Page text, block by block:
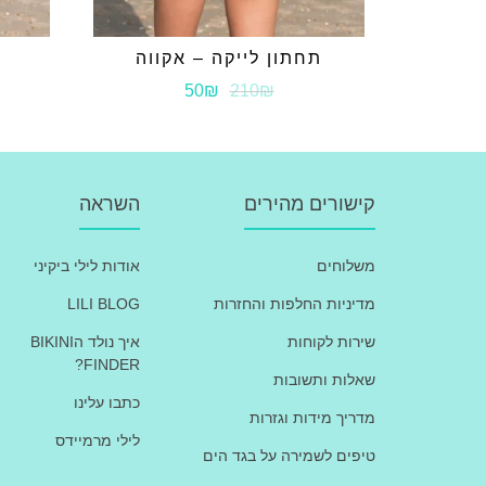
תחתון לייקה – אקווה
210₪
50₪
קישורים מהירים
משלוחים
מדיניות החלפות והחזרות
שירות לקוחות
שאלות ותשובות
מדריך מידות וגזרות
טיפים לשמירה על בגד הים
השראה
אודות לילי ביקיני
LILI BLOG
איך נולד הBIKINI
FINDER?
כתבו עלינו
לילי מרמיידס